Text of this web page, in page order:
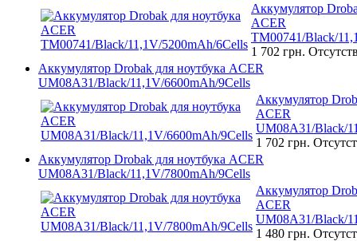
Аккумулятор
ACER
TM00741/Black/
1 702 грн.
Аккумулятор Drobak для ноутбука ACER
UM08A31/Black/11,1V/6600mAh/9Cells
Аккумулятор
ACER
UM08A31/Black/
1 702 грн.
Аккумулятор Drobak для ноутбука ACER
UM08A31/Black/11,1V/7800mAh/9Cells
Аккумулятор
ACER
UM08A31/Black/
1 480 грн.